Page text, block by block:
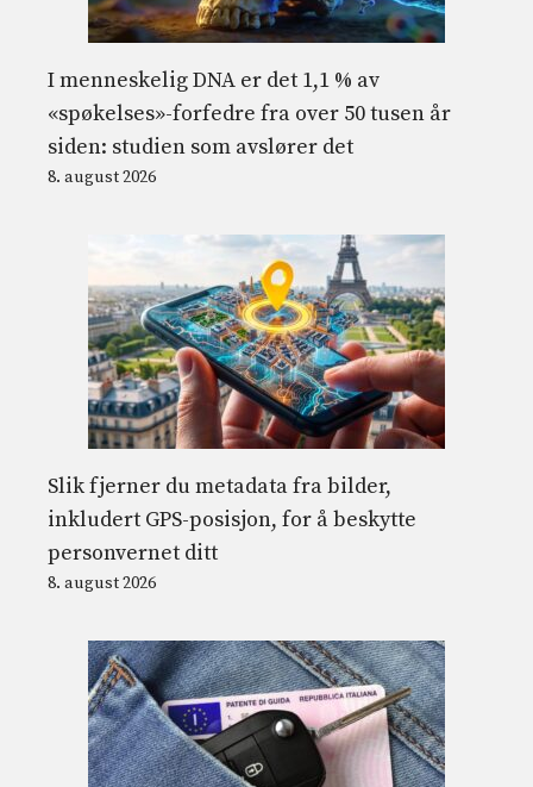
I menneskelig DNA er det 1,1 % av
«spøkelses»-forfedre fra over 50 tusen år
siden: studien som avslører det
8. august 2026
Slik fjerner du metadata fra bilder,
inkludert GPS-posisjon, for å beskytte
personvernet ditt
8. august 2026